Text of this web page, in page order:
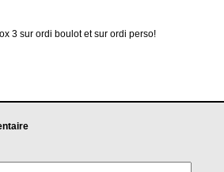
3 sur ordi boulot et sur ordi perso!